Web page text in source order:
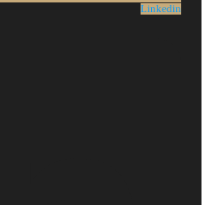
Linkedin